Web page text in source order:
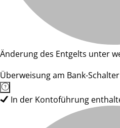
Änderung des Entgelts unter
Überweisung am Bank-Schalter
In der Kontoführung